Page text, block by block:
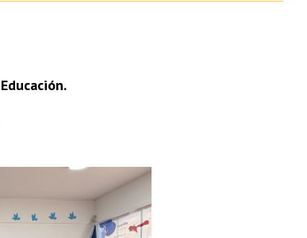
Hospital Clínico